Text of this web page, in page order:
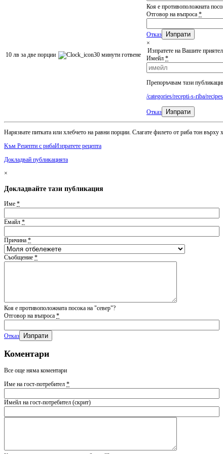
Коя е противоположната
Отговор на въпроса *
Отказ
×
Изпратете на Вашите
Имейл *
Препоръчвам тази
/categories/recepti-s-riba/
Отказ Изпрати
10 лв за две порции 30 минути готвене
Нарязвате питката или хлебчето на равни порции. Слагате филето от риба тон върху
Kъм Рецепти с рибаИзпратете рецепта
Докладвай публикацията
×
Докладвайте тази публикация
Име *
Емайл *
Причина *
Съобщение *
Коя е противоположната посока на "север"?
Отговор на въпроса *
Отказ
Коментари
Все още няма коментари
Име на гост-потребител *
Имейл на гост-потребител (скрит)